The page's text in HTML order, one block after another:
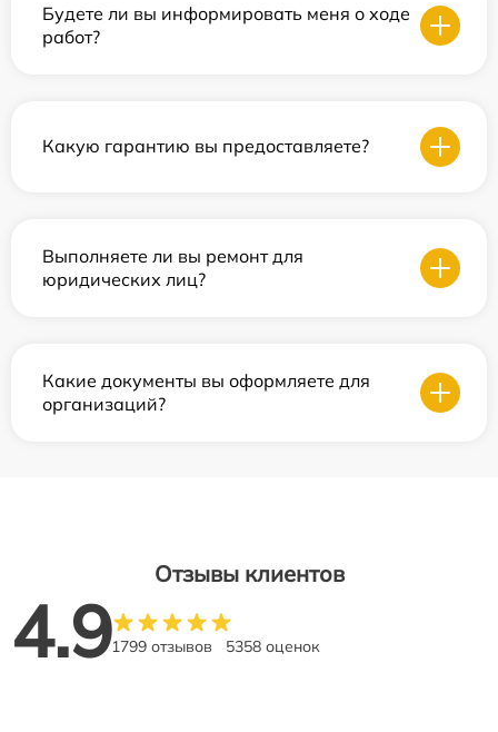
Будете ли вы информировать меня о ходе
работ?
Какую гарантию вы предоставляете?
Выполняете ли вы ремонт для
юридических лиц?
Какие документы вы оформляете для
организаций?
Отзывы клиентов
4.91799 отзывов 5358 оценок